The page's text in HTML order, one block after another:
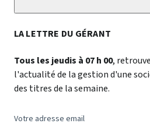
LA LETTRE DU GÉRANT
Tous les jeudis à 07 h 00,
l'actualité de la gestion d'une
des titres de la semaine.
Votre adresse email